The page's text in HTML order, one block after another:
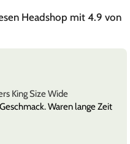
Headshop mit 4.9 von
King Size Wide
Waren lange Zeit